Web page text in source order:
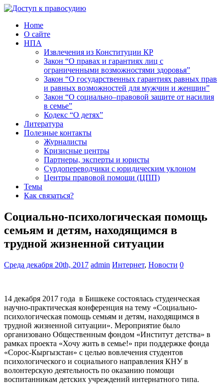
Home
О сайте
НПА
Извлечения из Конституции КР
Закон “О правах и гарантиях лиц с
ограниченными возможностями здоровья”
Закон “О государственных гарантиях равных прав
и равных возможностей для мужчин и женщин”
Закон “О социально–правовой защите от насилия
в семье”
Кодекс “О детях”
Литература
Полезные контакты
Журналисты
Кризисные центры
Партнеры, эксперты и юристы
Сурдопереводчики с юридическим уклоном
Центры правовой помощи (ЦПП)
Темы
Как связаться?
Социально-психологическая помощь
семьям и детям, находящимся в
трудной жизненной ситуации
Среда декабря 20th, 2017 admin Интернет, Новости 0
14 декабря 2017 года в Бишкеке состоялась студенческая
научно-практическая конференция на тему «Социально-
психологическая помощь семьям и детям, находящимся в
трудной жизненной ситуации». Мероприятие было
организовано Общественным фондом «Институт детства» в
рамках проекта «Хочу жить в семье!» при поддержке фонда
«Сорос-Кыргызстан» с целью вовлечения студентов
психологического и социального направления КНУ в
волонтерскую деятельность по оказанию помощи
воспитанникам детских учреждений интернатного типа.